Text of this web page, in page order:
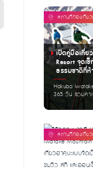
เปิดคู่มือเที่
Resort จุดเ
ธรรมชาติที่
Hakuba
365 วัน รวมคา